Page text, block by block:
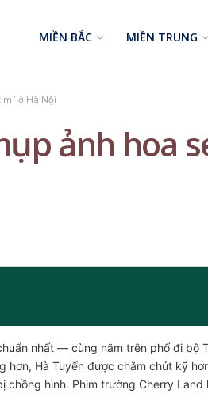
MIỀN BẮC MIỀN TRUNG
ở Hà Nội
ảnh hoa
nhất — cùng nằm trên phố đi bộ
hơn, Hà Tuyến được chăm chút kỹ
hình. Phim trường Cherry Land